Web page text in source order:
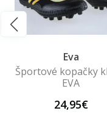
Eva
Športové kopačky
EVA
24,95€